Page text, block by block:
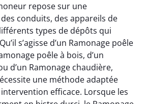
repose sur une
conduits, des appareils de
types de dépôts qui
s’agisse d’un Ramonage poêle
poêle à bois, d’un
d’un Ramonage chaudière,
une méthode adaptée
efficace. Lorsque les